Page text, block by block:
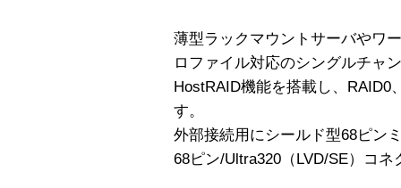
薄型ラックマウントサーバやワ
ロファイル対応のシングルチャ
HostRAID機能を搭載し、RAID0
す。
外部接続用にシールド型68ピン
68ピン/Ultra320（LVD/SE）コ